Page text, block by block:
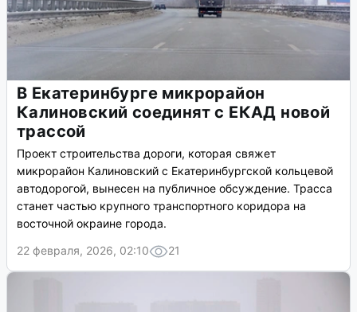
В Екатеринбурге микрорайон
Калиновский соединят с ЕКАД новой
трассой
Проект строительства дороги, которая свяжет
микрорайон Калиновский с Екатеринбургской кольцевой
автодорогой, вынесен на публичное обсуждение. Трасса
станет частью крупного транспортного коридора на
восточной окраине города.
22 февраля, 2026, 02:10
21